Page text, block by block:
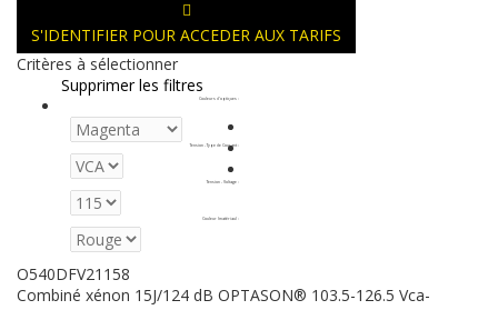
S'IDENTIFIER POUR ACCEDER AUX TARIFS
Critères à sélectionner
Supprimer les filtres
Couleurs d'optiques :
Tension - Type de Courant :
Tension - Voltage :
Couleur (matériau) :
O540DFV21158
Combiné xénon 15J/124 dB OPTASON® 103.5-126.5 Vca-